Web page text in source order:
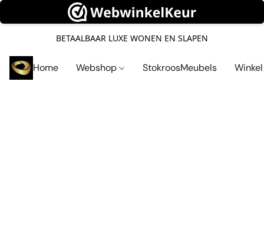
BETAALBAAR LUXE WONEN EN SLAPEN
Home Webshop StokroosMeubels